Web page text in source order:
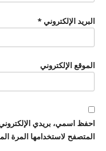
البريد الإلكتروني*
الموقع الإلكتروني
احفظ اسمي، بريدي
المتصفح لاستخدامها المرة